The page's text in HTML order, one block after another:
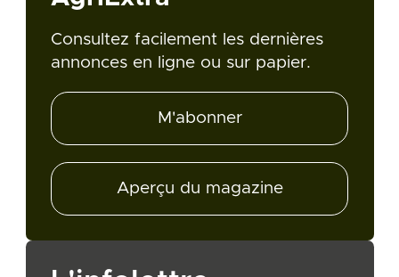
Consultez facilement les dernières
annonces en ligne ou sur papier.
M'abonner
Aperçu du magazine